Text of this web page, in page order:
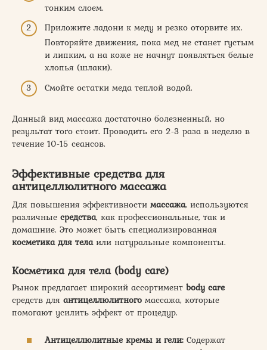
тонким слоем.
Приложите ладони к меду и резко оторвите их.
Повторяйте движения, пока мед не станет густым
и липким, а на коже не начнут появляться белые
хлопья (шлаки).
Смойте остатки меда теплой водой.
Данный вид массажа достаточно болезненный, но
результат того стоит. Проводить его 2-3 раза в неделю в
течение 10-15 сеансов.
Эффективные средства для
антицеллюлитного массажа
Для повышения эффективности массажа, используются
различные средства, как профессиональные, так и
домашние. Это может быть специализированная
косметика для телаили натуральные компоненты.
Косметика для тела (body care)
Рынок предлагает широкий ассортимент body care
средств для антицеллюлитного массажа, которые
помогают усилить эффект от процедур.
Антицеллюлитные кремы и гели: Содержат